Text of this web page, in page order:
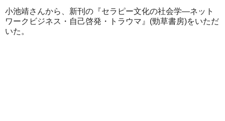
小池靖さんから、新刊の『セラピー文化の社会学―ネット
ワークビジネス・自己啓発・トラウマ』(勁草書房)をいただ
いた。